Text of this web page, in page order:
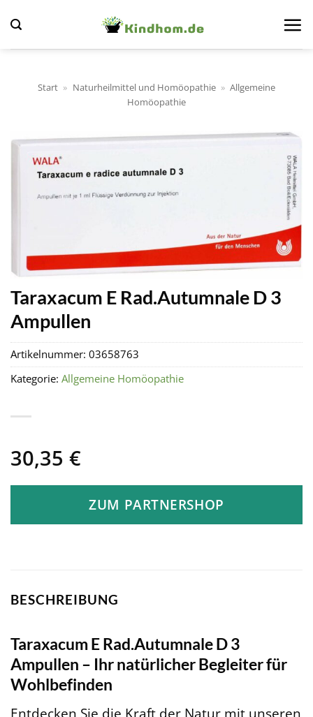
Inhalt
springen
Start » Naturheilmittel und Homöopathie » Allgemeine
Homöopathie
Taraxacum E Rad.Autumnale D 3
Ampullen
30,35 €
ZUM PARTNERSHOP
Artikelnummer: 03658763
Kategorie: Allgemeine Homöopathie
BESCHREIBUNG
Taraxacum E Rad.Autumnale D 3
Ampullen – Ihr natürlicher Begleiter für
Wohlbefinden
Entdecken Sie die Kraft der Natur mit unseren